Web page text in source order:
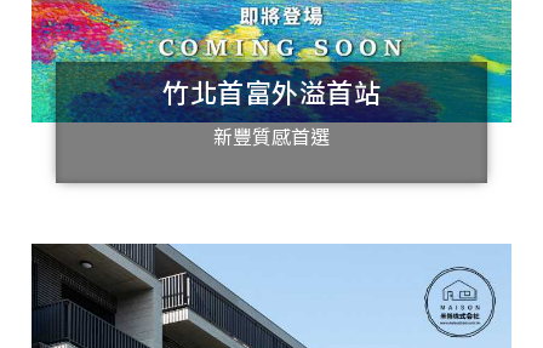
竹北首富外溢首站
新豐質感首選